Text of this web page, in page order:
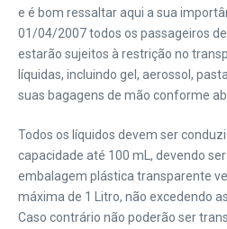
e é bom ressaltar aqui a sua
01/04/2007 todos os passageiros
estarão sujeitos à restrição no
líquidas, incluindo gel, aerossol,
suas bagagens de mão conforme
Todos os líquidos devem ser
capacidade até 100 mL, devendo
embalagem plástica transparente
máxima de 1 Litro, não excedendo
Caso contrário não poderão ser